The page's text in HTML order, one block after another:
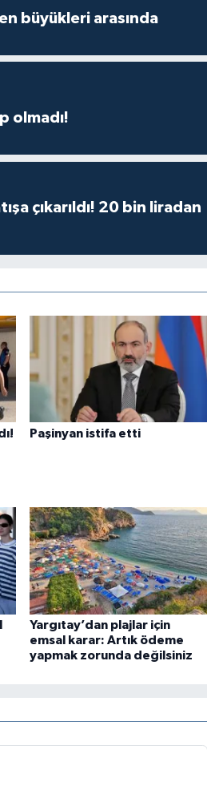
büyükleri arasında
olmadı!
çıkarıldı! 20 bin liradan
Paşinyan istifa etti
Yargıtay’dan plajlar için
emsal karar: Artık ödeme
yapmak zorunda değilsiniz